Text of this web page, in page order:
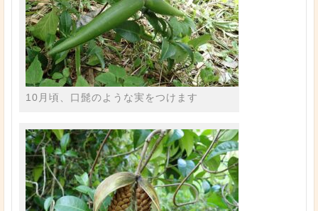
10月頃、口髭のような実をつけます